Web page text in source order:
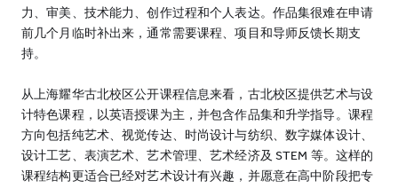
力、审美、技术能力、创作过程和个人表达。作品集很难在申请
前几个月临时补出来，通常需要课程、项目和导师反馈长期支
持。
从上海耀华古北校区公开课程信息来看，古北校区提供艺术与设
计特色课程，以英语授课为主，并包含作品集和升学指导。课程
方向包括纯艺术、视觉传达、时尚设计与纺织、数字媒体设计、
设计工艺、表演艺术、艺术管理、艺术经济及 STEM 等。这样的
课程结构更适合已经对艺术设计有兴趣，并愿意在高中阶段把专